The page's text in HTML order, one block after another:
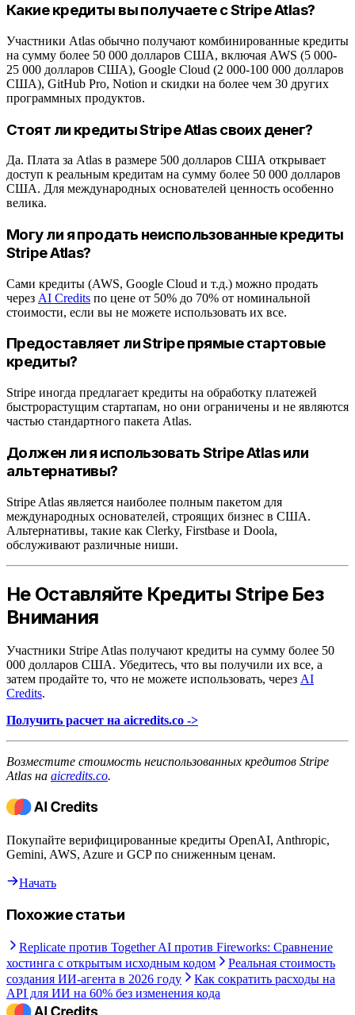
Какие кредиты вы получаете с Stripe Atlas?
Участники Atlas обычно получают комбинированные кредиты
на сумму более 50 000 долларов США, включая AWS (5 000-
25 000 долларов США), Google Cloud (2 000-100 000 долларов
США), GitHub Pro, Notion и скидки на более чем 30 других
программных продуктов.
Стоят ли кредиты Stripe Atlas своих денег?
Да. Плата за Atlas в размере 500 долларов США открывает
доступ к реальным кредитам на сумму более 50 000 долларов
США. Для международных основателей ценность особенно
велика.
Могу ли я продать неиспользованные кредиты
Stripe Atlas?
Сами кредиты (AWS, Google Cloud и т.д.) можно продать
через AI Credits по цене от 50% до 70% от номинальной
стоимости, если вы не можете использовать их все.
Предоставляет ли Stripe прямые стартовые
кредиты?
Stripe иногда предлагает кредиты на обработку платежей
быстрорастущим стартапам, но они ограничены и не являются
частью стандартного пакета Atlas.
Должен ли я использовать Stripe Atlas или
альтернативы?
Stripe Atlas является наиболее полным пакетом для
международных основателей, строящих бизнес в США.
Альтернативы, такие как Clerky, Firstbase и Doola,
обслуживают различные ниши.
Не Оставляйте Кредиты Stripe Без
Внимания
Участники Stripe Atlas получают кредиты на сумму более 50
000 долларов США. Убедитесь, что вы получили их все, а
затем продайте то, что не можете использовать, через AI
Credits.
Получить расчет на aicredits.co ->
Возместите стоимость неиспользованных кредитов Stripe
Atlas на aicredits.co.
Покупайте верифицированные кредиты OpenAI, Anthropic,
Gemini, AWS, Azure и GCP по сниженным ценам.
Начать
Похожие статьи
Replicate против Together AI против Fireworks: Сравнение
хостинга с открытым исходным кодом
Реальная стоимость
создания ИИ-агента в 2026 году
Как сократить расходы на
API для ИИ на 60% без изменения кода